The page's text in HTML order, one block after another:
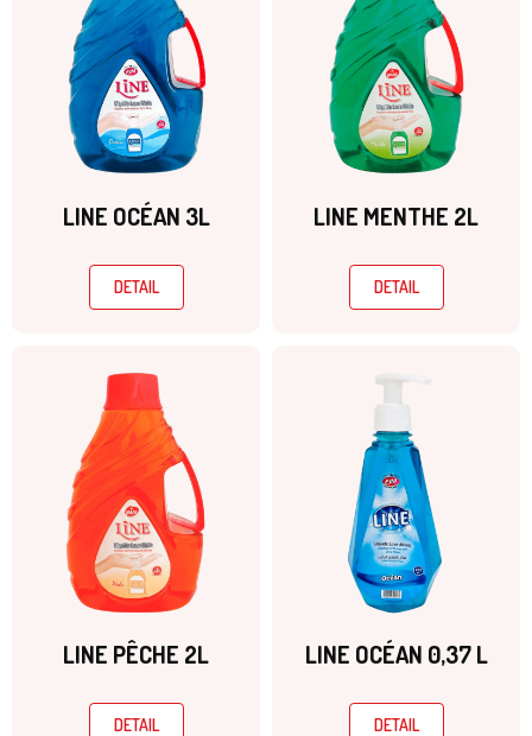
LINE OCÉAN 3L
DETAIL
LINE MENTHE 2L​
DETAIL
LINE PÊCHE 2L
DETAIL
LINE OCÉAN 0,37 L
DETAIL